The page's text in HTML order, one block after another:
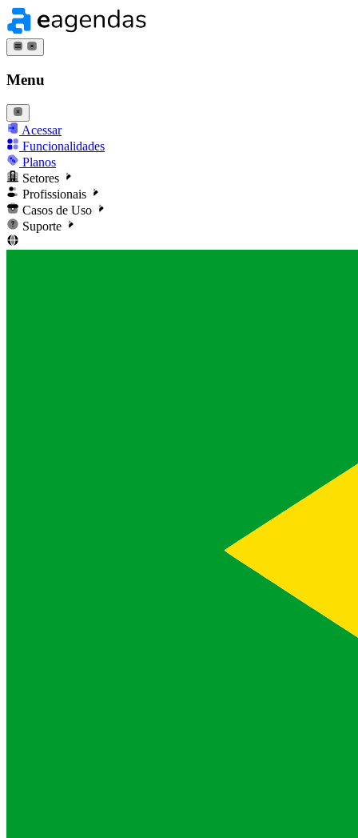
Menu
Acessar
Funcionalidades
Planos
Setores
Profissionais
Casos de Uso
Suporte